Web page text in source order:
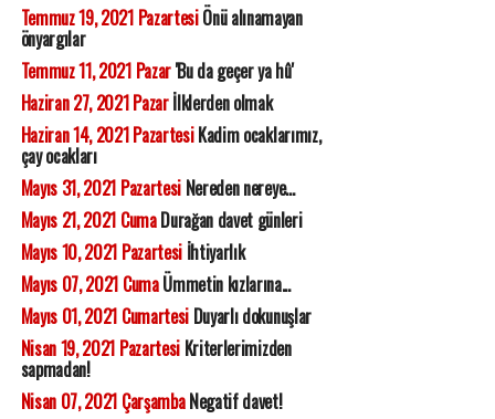
Temmuz 19, 2021 PazartesiÖnü alınamayan
önyargılar
Temmuz 11, 2021 Pazar'Bu da geçer ya hû'
Haziran 27, 2021 Pazarİlklerden olmak
Haziran 14, 2021 PazartesiKadim ocaklarımız,
çay ocakları
Mayıs 31, 2021 PazartesiNereden nereye...
Mayıs 21, 2021 CumaDurağan davet günleri
Mayıs 10, 2021 Pazartesiİhtiyarlık
Mayıs 07, 2021 CumaÜmmetin kızlarına...
Mayıs 01, 2021 CumartesiDuyarlı dokunuşlar
Nisan 19, 2021 PazartesiKriterlerimizden
sapmadan!
Nisan 07, 2021 ÇarşambaNegatif davet!